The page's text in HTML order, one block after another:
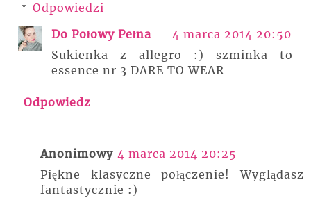
Odpowiedzi
Do Połowy Pełna
4 marca 2014 20:50
Sukienka z allegro :) szminka to
essence nr 3 DARE TO WEAR
Odpowiedz
Anonimowy 4 marca 2014 20:25
Piękne klasyczne połączenie! Wyglądasz
fantastycznie :)